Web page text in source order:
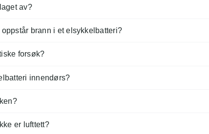
av?
brann i et elsykkelbatteri?
forsøk?
innendørs?
er lufttett?